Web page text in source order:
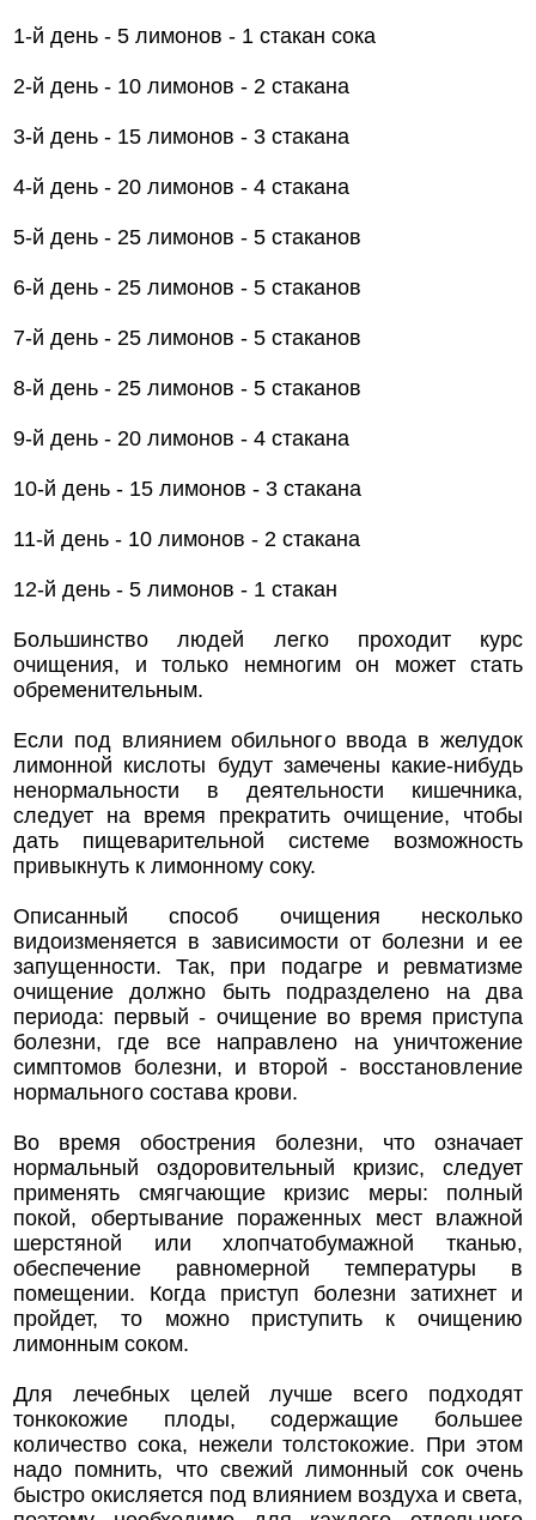
1-й день - 5 лимонов - 1 стакан сока
2-й день - 10 лимонов - 2 стакана
3-й день - 15 лимонов - 3 стакана
4-й день - 20 лимонов - 4 стакана
5-й день - 25 лимонов - 5 стаканов
6-й день - 25 лимонов - 5 стаканов
7-й день - 25 лимонов - 5 стаканов
8-й день - 25 лимонов - 5 стаканов
9-й день - 20 лимонов - 4 стакана
10-й день - 15 лимонов - 3 стакана
11-й день - 10 лимонов - 2 стакана
12-й день - 5 лимонов - 1 стакан
Большинство людей легко проходит курс
очищения, и только немногим он может стать
обременительным.
Если под влиянием обильного ввода в желудок
лимонной кислоты будут замечены какие-нибудь
ненормальности в деятельности кишечника,
следует на время прекратить очищение, чтобы
дать пищеварительной системе возможность
привыкнуть к лимонному соку.
Описанный способ очищения несколько
видоизменяется в зависимости от болезни и ее
запущенности. Так, при подагре и ревматизме
очищение должно быть подразделено на два
периода: первый - очищение во время приступа
болезни, где все направлено на уничтожение
симптомов болезни, и второй - восстановление
нормального состава крови.
Во время обострения болезни, что означает
нормальный оздоровительный кризис, следует
применять смягчающие кризис меры: полный
покой, обертывание пораженных мест влажной
шерстяной или хлопчатобумажной тканью,
обеспечение равномерной температуры в
помещении. Когда приступ болезни затихнет и
пройдет, то можно приступить к очищению
лимонным соком.
Для лечебных целей лучше всего подходят
тонкокожие плоды, содержащие большее
количество сока, нежели толстокожие. При этом
надо помнить, что свежий лимонный сок очень
быстро окисляется под влиянием воздуха и света,